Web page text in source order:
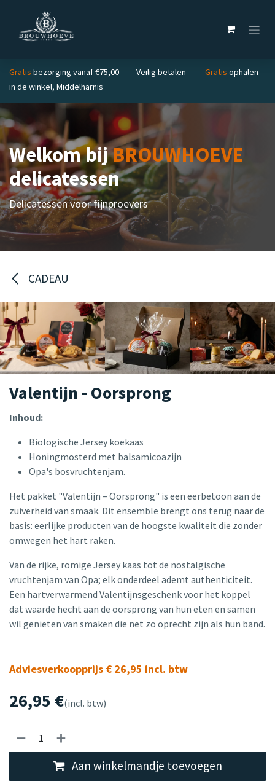
Overslaan naar inhoud
Gratis bezorging vanaf €75,00 - Veilig betalen - Gratis ophalen
in de winkel, Middelharnis
Welkom bijBROUWHOEVE
delicatessen
Delicatessen voor fijnproevers
CADEAU
Valentijn - Oorsprong
Inhoud:
Biologische Jersey koekaas
Honingmosterd met balsamicoazijn
Opa's bosvruchtenjam.
Het pakket "Valentijn – Oorsprong" is een eerbetoon aan de
zuiverheid van smaak. Dit ensemble brengt ons terug naar de
basis: eerlijke producten van de hoogste kwaliteit die zonder
omwegen het hart raken.
Van de rijke, romige Jersey kaas tot de nostalgische
vruchtenjam van Opa; elk onderdeel ademt authenticiteit.
Een hartverwarmend Valentijnsgeschenk voor het koppel
dat waarde hecht aan de oorsprong van hun eten en samen
wil genieten van smaken die net zo oprecht zijn als hun band.
Adviesverkoopprijs € 26,95 incl. btw
26,95 €(incl. btw)
Aan winkelmandje toevoegen